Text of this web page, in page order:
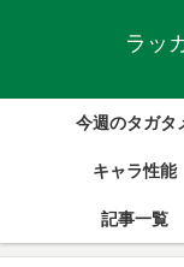
ラッ
今週のタガタ
キャラ性能
記事一覧